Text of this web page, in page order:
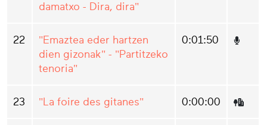
damatxo - Dira, dira"
22
"Emaztea eder hartzen
dien gizonak" - "Partitzeko
tenoria"
0:01:50
23 "La foire des gitanes" 0:00:00